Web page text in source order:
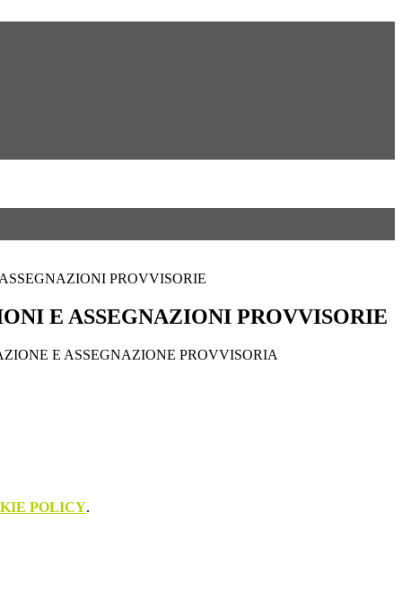
PROVVISORIE
E ASSEGNAZIONI PROVVISORIE
E ASSEGNAZIONE PROVVISORIA
POLICY.